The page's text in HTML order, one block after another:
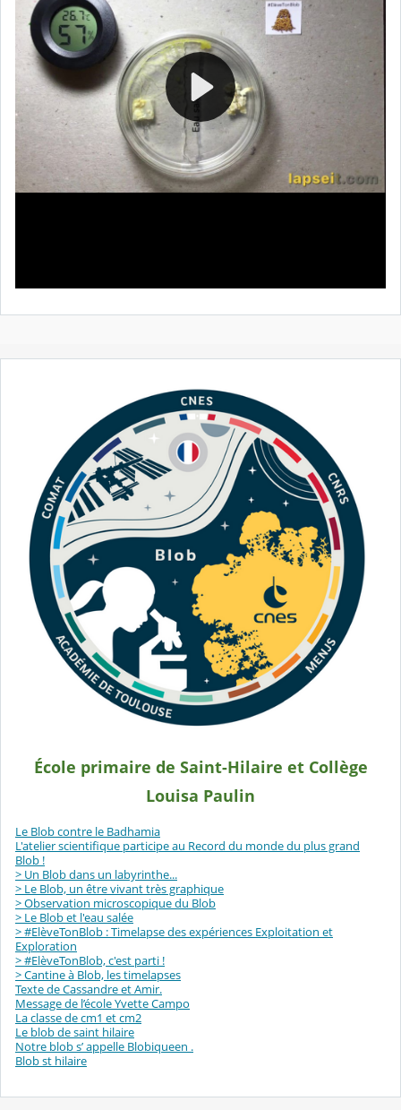
École primaire de Saint-Hilaire et Collège
Louisa Paulin
Le Blob contre le Badhamia
L'atelier scientifique participe au Record du monde du plus grand
Blob !
> Un Blob dans un labyrinthe...
> Le Blob, un être vivant très graphique
> Observation microscopique du Blob
> Le Blob et l'eau salée
> #ElèveTonBlob : Timelapse des expériences Exploitation et
Exploration
> #ElèveTonBlob, c'est parti !
> Cantine à Blob, les timelapses
Texte de Cassandre et Amir.
Message de l’école Yvette Campo
La classe de cm1 et cm2
Le blob de saint hilaire
Notre blob s’ appelle Blobiqueen .
Blob st hilaire